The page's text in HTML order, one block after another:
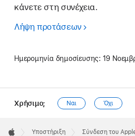
κάνετε στη συνέχεια.
Λήψη προτάσεων
Ημερομηνία δημοσίευσης: 19
Χρήσιμο; Ναι Όχι
Footer
 Υποστήριξη Σύνδεση του